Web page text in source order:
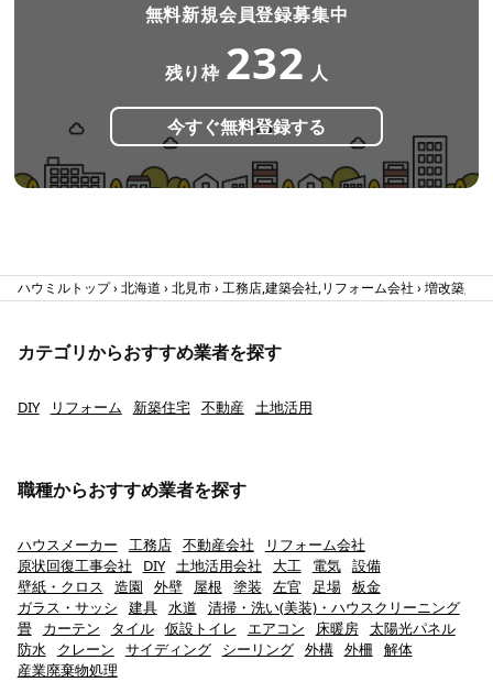
無料新規会員登録募集中
残り枠 232 人
今すぐ無料登録する
ハウミルトップ 北海道 北見市 工務店,建築会社,リフォーム会社 増改築,全
カテゴリからおすすめ業者を探す
DIY リフォーム 新築住宅 不動産 土地活用
職種からおすすめ業者を探す
ハウスメーカー 工務店 不動産会社
リフォーム会社
原状回復工事会社
DIY 土地活用会社 大工 電気 設備
壁紙・クロス
造園 外壁 屋根 塗装 左官 足場 板金
ガラス・サッシ
建具 水道
清掃・洗い(美装)・ハウスクリーニング
畳
カーテン タイル 仮設トイレ エアコン 床暖房 太陽光パネル
防水
クレーン サイディング シーリング 外構 外柵
解体
産業廃棄物処理